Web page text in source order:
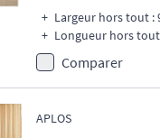
Largeur hors tout :
Longueur hors tout
Comparer
APLOS